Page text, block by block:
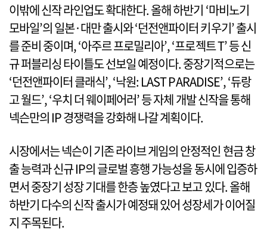
이밖에 신작 라인업도 확대한다. 올해 하반기 ‘마비노기
모바일’의 일본·대만 출시와 ‘던전앤파이터 키우기’ 출시
를 준비 중이며, ‘아주르 프로밀리아’, ‘프로젝트 T’ 등 신
규 퍼블리싱 타이틀도 선보일 예정이다. 중장기적으로는
‘던전앤파이터 클래식’, ‘낙원: LAST PARADISE’, ‘듀랑
고 월드’, ‘우치 더 웨이페어러’ 등 자체 개발 신작을 통해
넥슨만의 IP 경쟁력을 강화해 나갈 계획이다.
시장에서는 넥슨이 기존 라이브 게임의 안정적인 현금 창
출 능력과 신규 IP의 글로벌 흥행 가능성을 동시에 입증하
면서 중장기 성장 기대를 한층 높였다고 보고 있다. 올해
하반기 다수의 신작 출시가 예정돼 있어 성장세가 이어질
지 주목된다.